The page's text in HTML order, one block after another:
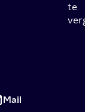
te
verbeeld
Mail